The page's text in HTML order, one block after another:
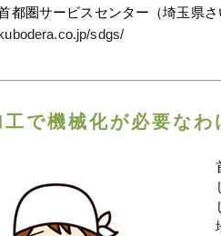
都圏サービスセンター（埼玉県さ
sdgs/
工で機械化が必要なわ